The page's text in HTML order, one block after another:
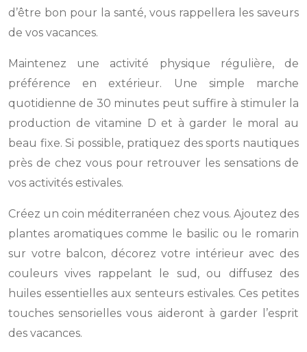
d’être bon pour la santé, vous rappellera les saveurs
de vos vacances.
Maintenez une activité physique régulière, de
préférence en extérieur. Une simple marche
quotidienne de 30 minutes peut suffire à stimuler la
production de vitamine D et à garder le moral au
beau fixe. Si possible, pratiquez des sports nautiques
près de chez vous pour retrouver les sensations de
vos activités estivales.
Créez un coin méditerranéen chez vous. Ajoutez des
plantes aromatiques comme le basilic ou le romarin
sur votre balcon, décorez votre intérieur avec des
couleurs vives rappelant le sud, ou diffusez des
huiles essentielles aux senteurs estivales. Ces petites
touches sensorielles vous aideront à garder l’esprit
des vacances.